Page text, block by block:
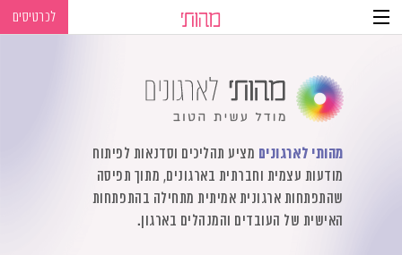
navigation
לכרטיסים
מהותי לארגונים מציע תהליכים וסדנאות לפיתוח
מודעות עצמית וחברתית בארגונים, מתוך תפיסה
שהתפתחות ארגונית אמיתית מתחילה בהתפתחות
האישית של העובדים והמנהלים בארגון.